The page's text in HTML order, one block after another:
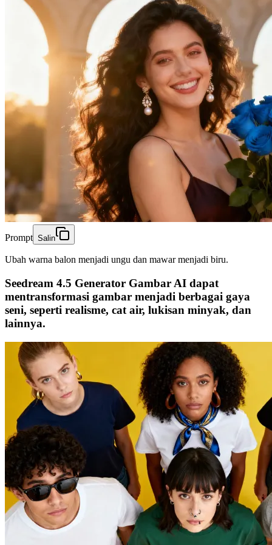
Prompt Salin
Ubah warna balon menjadi ungu dan mawar menjadi biru.
Seedream 4.5 Generator Gambar AI dapat
mentransformasi gambar menjadi berbagai gaya
seni, seperti realisme, cat air, lukisan minyak, dan
lainnya.